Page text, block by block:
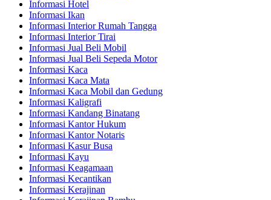
Informasi Hotel
Informasi Ikan
Informasi Interior Rumah Tangga
Informasi Interior Tirai
Informasi Jual Beli Mobil
Informasi Jual Beli Sepeda Motor
Informasi Kaca
Informasi Kaca Mata
Informasi Kaca Mobil dan Gedung
Informasi Kaligrafi
Informasi Kandang Binatang
Informasi Kantor Hukum
Informasi Kantor Notaris
Informasi Kasur Busa
Informasi Kayu
Informasi Keagamaan
Informasi Kecantikan
Informasi Kerajinan